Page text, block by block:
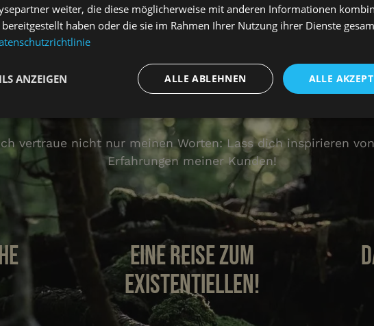
Kunden Stimmen die für sich sprechen
vertraue nicht nur meinen Worten: Lass dich inspirieren
Erfahrungen meiner Kunden!
Eine Reise zum
existentiellen!
weiter, die diese möglicherweise mit anderen Informationen
bereitgestellt haben oder die sie im Rahmen Ihrer Nutzung ihrer Dienste
ALLE
ALLE ABLEHNEN
ANZEIGEN
Performance Targeting
Unbedingt erforderlich Performance Targeting Funktionalität
erforderliche Cookies ermöglichen wesentliche Kernfunktionen der Website wie die
Ohne die unbedingt erforderlichen Cookies kann die Website nicht ordnungsgemäß verwendet
Ablaufdatum Beschreibung
CookieScript
1 Monat
Dieses Cookie wird vom Cookie-Script.com-Dienst